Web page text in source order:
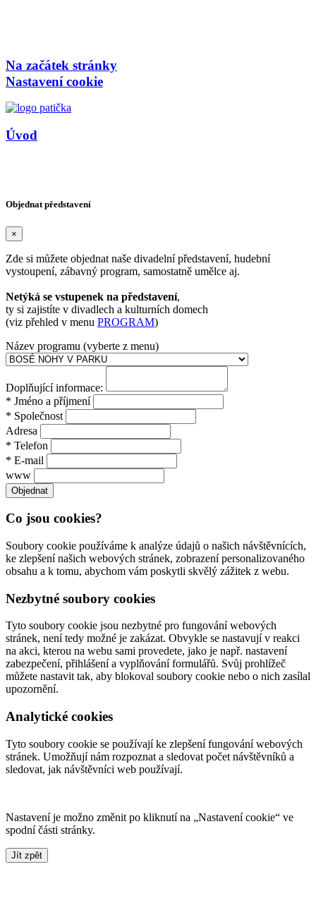
Na začátek stránky
Nastavení cookie
Úvod
Objednat představení
×
Zde si můžete objednat naše divadelní představení, hudební
vystoupení, zábavný program, samostatně umělce aj.
Netýká se vstupenek na představení,
ty si zajistíte v divadlech a kulturních domech
(viz přehled v menu PROGRAM)
Název programu (vyberte z menu)
Doplňující informace:
* Jméno a příjmení
* Společnost
Adresa
* Telefon
* E-mail
www
Co jsou cookies?
Soubory cookie používáme k analýze údajů o našich návštěvnících,
ke zlepšení našich webových stránek, zobrazení personalizovaného
obsahu a k tomu, abychom vám poskytli skvělý zážitek z webu.
Nezbytné soubory cookies
Tyto soubory cookie jsou nezbytné pro fungování webových
stránek, není tedy možné je zakázat. Obvykle se nastavují v reakci
na akci, kterou na webu sami provedete, jako je např. nastavení
zabezpečení, přihlášení a vyplňování formulářů. Svůj prohlížeč
můžete nastavit tak, aby blokoval soubory cookie nebo o nich zasílal
upozornění.
Analytické cookies
Tyto soubory cookie se používají ke zlepšení fungování webových
stránek. Umožňují nám rozpoznat a sledovat počet návštěvníků a
sledovat, jak návštěvníci web používají.
Nastavení je možno změnit po kliknutí na „Nastavení cookie“ ve
spodní části stránky.
Jít zpět